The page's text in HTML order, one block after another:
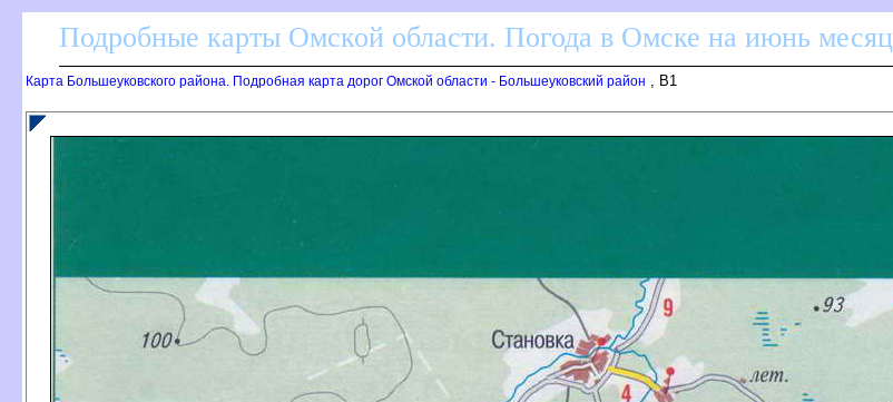
Подробные карты Омской области. Погода в Омске на июнь месяц
Карта Большеуковского района. Подробная карта дорог Омской области - Большеуковский район , B1